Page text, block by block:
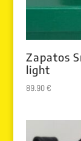
Zapatos
light
89.90€